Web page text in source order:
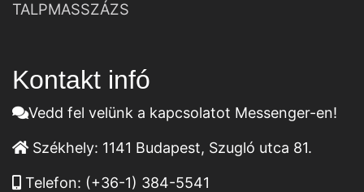
TALPMASSZÁZS
Kontakt infó
Vedd fel velünk a kapcsolatot Messenger-en!
Székhely: 1141 Budapest, Szugló utca 81.
Telefon: (+36-1) 384-5541